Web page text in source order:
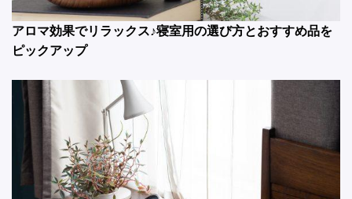
アロマ効果でリラックス♪寝室用の選び方とおすすめ品を
ピックアップ